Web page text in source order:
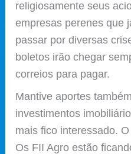
religiosamente seus
empresas perenes que
passar por diversas
boletos irão chegar
correios para pagar.
Mantive aportes
investimentos
mais fico interessado.
Os FII Agro estão